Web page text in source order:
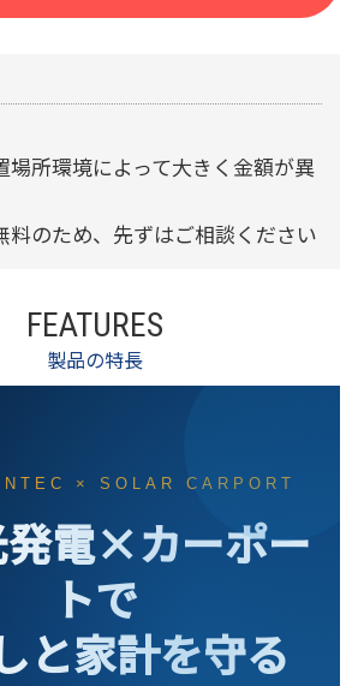
場所環境によって大きく金額が異
料のため、先ずはご相談ください
FEATURES
製品の特長
× SOLAR CARPORT
電×カーポー
トで
と家計を守る